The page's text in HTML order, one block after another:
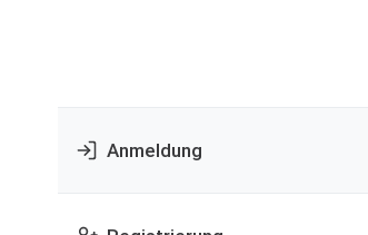
Anmeldung